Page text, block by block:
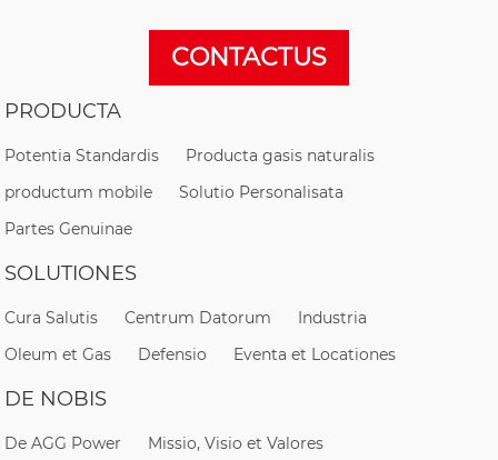
CONTACTUS
PRODUCTA
Potentia Standardis
Producta gasis naturalis
productum mobile
Solutio Personalisata
Partes Genuinae
SOLUTIONES
Cura Salutis Centrum Datorum
Industria
Oleum et Gas
Defensio Eventa et Locationes
DE NOBIS
De AGG Power Missio, Visio et Valores